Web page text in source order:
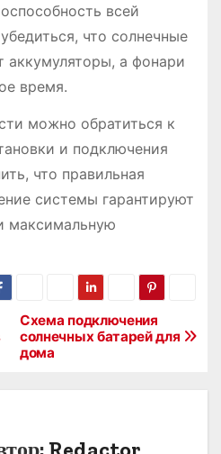
всей
что солнечные
аккумуляторы, а фонари
время.
можно обратиться к
и подключения
что правильная
системы гарантируют
максимальную
Схема подключения
солнечных батарей для
дома